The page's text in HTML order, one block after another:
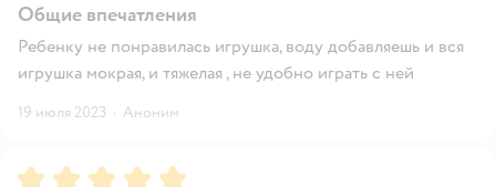
Общие впечатления
Ребенку не понравилась игрушка, воду добавляешь и вся
игрушка мокрая, и тяжелая , не удобно играть с ней
19 июля 2023 · Аноним
Рейтинг:5